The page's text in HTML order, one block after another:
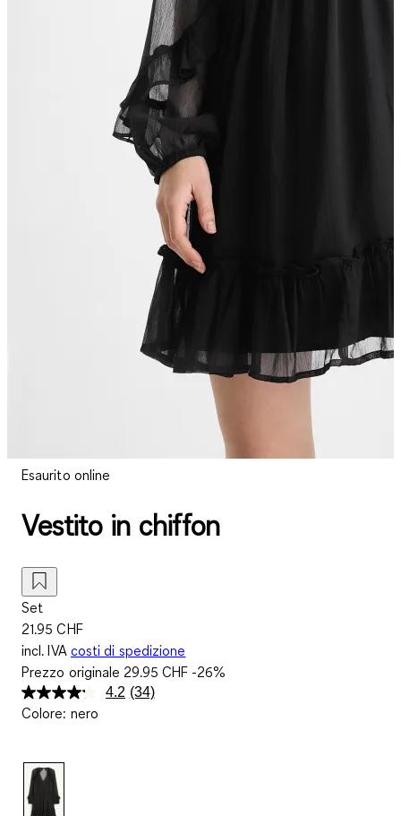
Esaurito online
Vestito in chiffon
Set
21.95 CHF
incl. IVA costi di spedizione
Prezzo originale 29.95 CHF -26%
4.2 Leggi
(34)
Colore: nero